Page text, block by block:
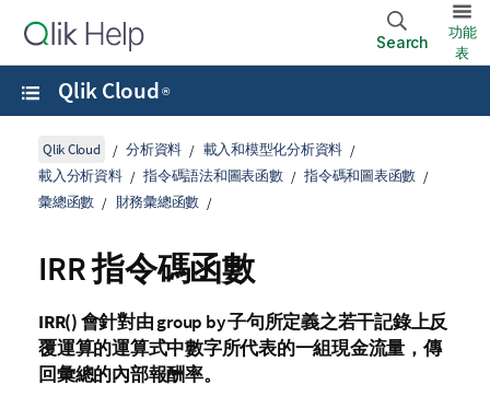
Search
功能
表
Qlik Cloud ®
Qlik Cloud 分析資料
載入和模型化分析資料
載入分析資料
指令碼語法和圖表函數
指令碼和圖表函數
彙總函數
財務彙總函數
IRR 指令碼函數
IRR()會針對由group by子句所定義之若干記錄上反
覆運算的運算式中數字所代表的一組現金流量，傳
回彙總的內部報酬率。